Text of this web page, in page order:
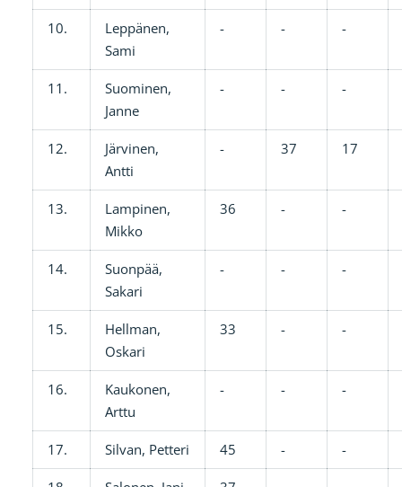
10.
Leppänen,
Sami
- - -
11.
Suominen,
Janne
- - -
12.
Järvinen,
Antti
- 37 17
13.
Lampinen,
Mikko
36 - -
14.
Suonpää,
Sakari
- - -
15.
Hellman,
Oskari
33 - -
16.
Kaukonen,
Arttu
- - -
17. Silvan, Petteri 45 - -